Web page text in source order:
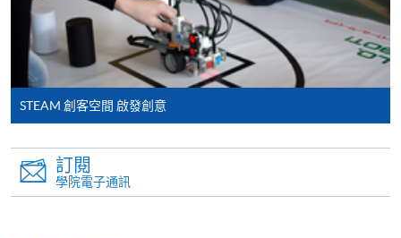
凡以「先到先得」為取錄方式的課程，請填妥
SF26報名表，親往報名中心 或以郵遞方式連同學
費以及所需證明文件呈交。
[ 下載報名表SF26]
申請學歷頒授及專業課程可能需要其他資料，報名
表可向報名中心或有關課程負責人索取。填妥申請
表格後，請連同報名費/學費以及所需證明文件親
STEAM 創客空間 啟發創意
訂閱
學院電子通訊